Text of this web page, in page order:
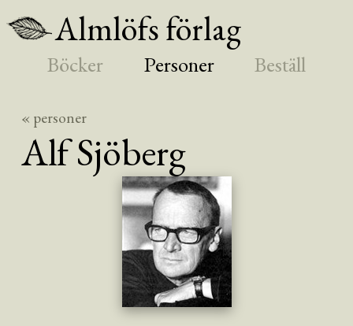
Almlöfs förlag
Böcker Personer Beställ
« personer
AlfSjöberg